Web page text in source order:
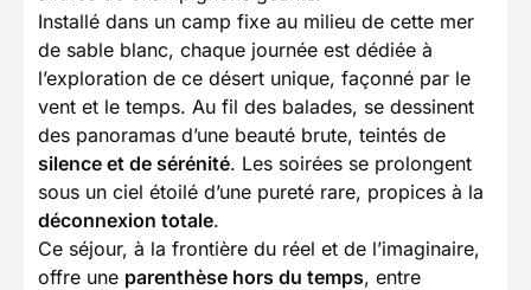
Installé dans un camp fixe au milieu de cette mer
de sable blanc, chaque journée est dédiée à
l’exploration de ce désert unique, façonné par le
vent et le temps. Au fil des balades, se dessinent
des panoramas d’une beauté brute, teintés de
silence et de sérénité. Les soirées se prolongent
sous un ciel étoilé d’une pureté rare, propices à la
déconnexion totale.
Ce séjour, à la frontière du réel et de l’imaginaire,
offre une parenthèse hors du temps, entre